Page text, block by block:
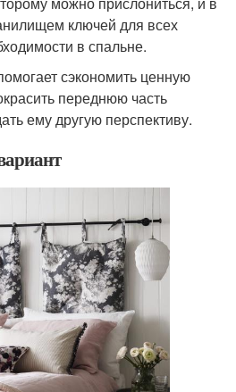
ключей для всех
в спальне.
сэкономить ценную
переднюю часть
ему другую перспективу.